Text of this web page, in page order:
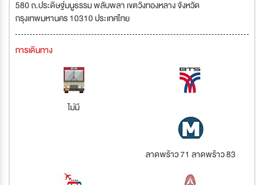
580 ถ.ประดิษฐ์มนูธรรม พลับพลา เขตวังทองหลาง จังหวัด
กรุงเทพมหานคร 10310 ประเทศไทย
การเดินทาง
ไม่มี
ลาดพร้าว 71 ลาดพร้าว 83